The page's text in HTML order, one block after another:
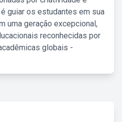
guiar os estudantes em sua
uma geração excepcional,
reconhecidas por
globais -